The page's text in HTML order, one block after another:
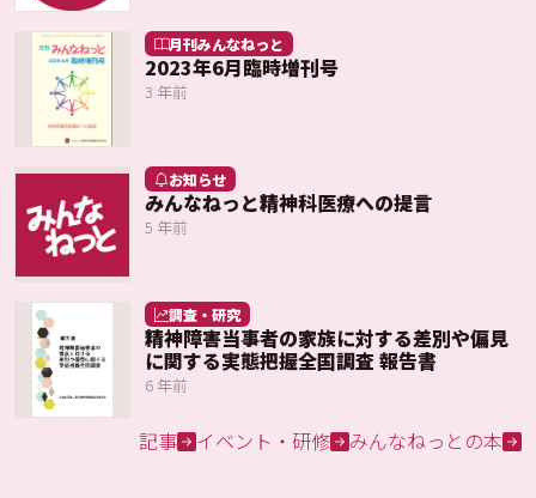
月刊みんなねっと
2023年6月臨時増刊号
3 年前
お知らせ
みんなねっと精神科医療への提言
5 年前
調査・研究
精神障害当事者の家族に対する差別や偏見
に関する実態把握全国調査 報告書
6 年前
記事 イベント・研修 みんなねっとの本